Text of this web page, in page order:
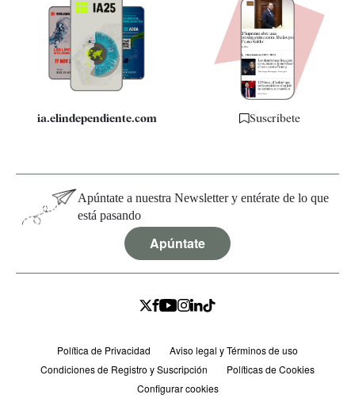
Quiénes somos
Especificaciones
ia.elindependiente.com Suscríbete
Apúntate a nuestra Newsletter y entérate de lo que
está pasando
Apúntate
Política de Privacidad
Aviso legal y Términos de uso
Condiciones de Registro y Suscripción
Políticas de Cookies
Configurar cookies